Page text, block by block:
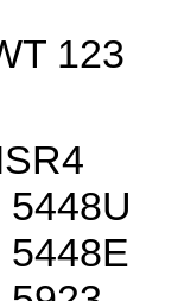
123
5448U
5448E